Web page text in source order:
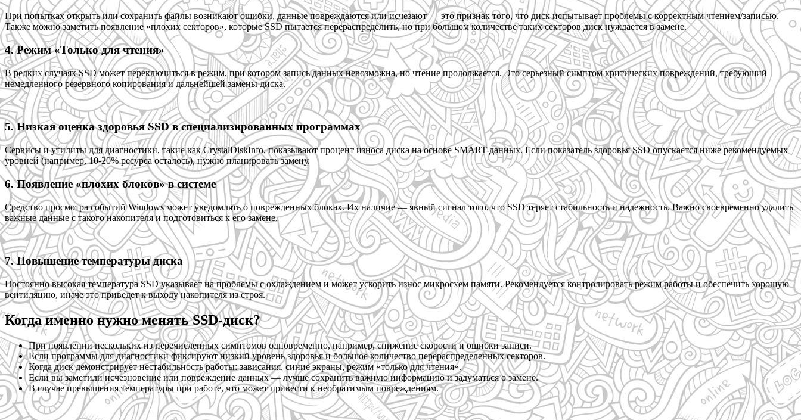
При попытках открыть или сохранить файлы возникают ошибки, данные повреждаются или исчезают — это признак того, что диск испытывает проблемы с корректным чтением/записью.
Также можно заметить появление «плохих секторов», которые SSD пытается перераспределить, но при большом количестве таких секторов диск нуждается в замене.
4. Режим «Только для чтения»
В редких случаях SSD может переключиться в режим, при котором запись данных невозможна, но чтение продолжается. Это серьезный симптом критических повреждений, требующий
немедленного резервного копирования и дальнейшей замены диска.
5. Низкая оценка здоровья SSD в специализированных программах
Сервисы и утилиты для диагностики, такие как CrystalDiskInfo, показывают процент износа диска на основе SMART-данных. Если показатель здоровья SSD опускается ниже рекомендуемых
уровней (например, 10-20% ресурса осталось), нужно планировать замену.
6. Появление «плохих блоков» в системе
Средство просмотра событий Windows может уведомлять о поврежденных блоках. Их наличие — явный сигнал того, что SSD теряет стабильность и надежность. Важно своевременно удалить
важные данные с такого накопителя и подготовиться к его замене.
7. Повышение температуры диска
Постоянно высокая температура SSD указывает на проблемы с охлаждением и может ускорить износ микросхем памяти. Рекомендуется контролировать режим работы и обеспечить хорошую
вентиляцию, иначе это приведет к выходу накопителя из строя.
Когда именно нужно менять SSD-диск?
При появлении нескольких из перечисленных симптомов одновременно, например, снижение скорости и ошибки записи.
Если программы для диагностики фиксируют низкий уровень здоровья и большое количество перераспределенных секторов.
Когда диск демонстрирует нестабильность работы: зависания, синие экраны, режим «только для чтения».
Если вы заметили исчезновение или повреждение данных — лучше сохранить важную информацию и задуматься о замене.
В случае превышения температуры при работе, что может привести к необратимым повреждениям.